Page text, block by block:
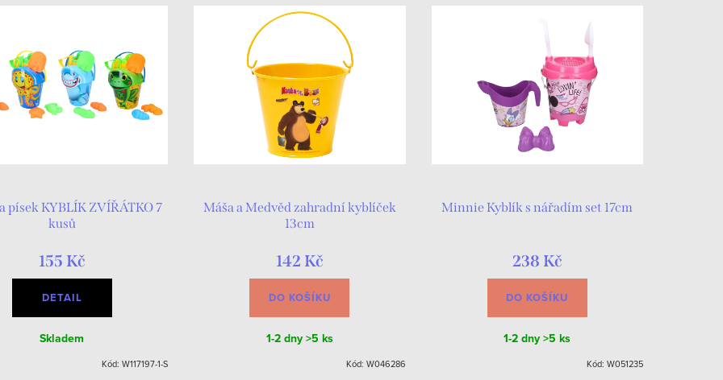
písek KYBLÍK ZVÍŘÁTKO 7
kusů
155 Kč
DETAIL
Skladem
Kód: W117197-1-S
Máša a Medvěd zahradní kyblíček
13cm
142 Kč
DO KOŠÍKU
1-2 dny>5 ks
Kód: W046286
Minnie Kyblík s nářadím set 17cm
238 Kč
DO KOŠÍKU
1-2 dny>5 ks
Kód: W051235